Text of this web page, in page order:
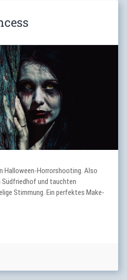
Halloween-Horrorshooting. Also
Südfriedhof und tauchten
Stimmung. Ein perfektes Make-